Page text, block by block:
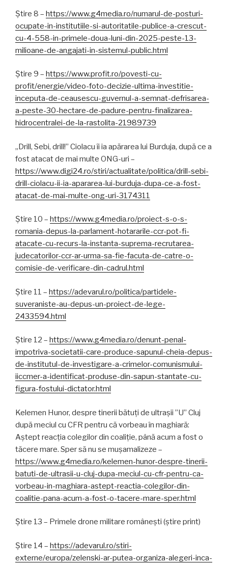
Știre 8 – https://www.g4media.ro/numarul-de-posturi-
ocupate-in-institutiile-si-autoritatile-publice-a-crescut-
cu-4-558-in-primele-doua-luni-din-2025-peste-13-
milioane-de-angajati-in-sistemul-public.html
Știre 9 – https://www.profit.ro/povesti-cu-
profit/energie/video-foto-decizie-ultima-investitie-
inceputa-de-ceausescu-guvernul-a-semnat-defrisarea-
a-peste-30-hectare-de-padure-pentru-finalizarea-
hidrocentralei-de-la-rastolita-21989739
„Drill, Sebi, drill!” Ciolacu îi ia apărarea lui Burduja, după ce a
fost atacat de mai multe ONG-uri –
https://www.digi24.ro/stiri/actualitate/politica/drill-sebi-
drill-ciolacu-ii-ia-apararea-lui-burduja-dupa-ce-a-fost-
atacat-de-mai-multe-ong-uri-3174311
Știre 10 – https://www.g4media.ro/proiect-s-o-s-
romania-depus-la-parlament-hotararile-ccr-pot-fi-
atacate-cu-recurs-la-instanta-suprema-recrutarea-
judecatorilor-ccr-ar-urma-sa-fie-facuta-de-catre-o-
comisie-de-verificare-din-cadrul.html
Știre 11 – https://adevarul.ro/politica/partidele-
suveraniste-au-depus-un-proiect-de-lege-
2433594.html
Știre 12 – https://www.g4media.ro/denunt-penal-
impotriva-societatii-care-produce-sapunul-cheia-depus-
de-institutul-de-investigare-a-crimelor-comunismului-
iiccmer-a-identificat-produse-din-sapun-stantate-cu-
figura-fostului-dictator.html
Kelemen Hunor, despre tinerii bătuți de ultrașii ”U” Cluj
după meciul cu CFR pentru că vorbeau în maghiară:
Aștept reacția colegilor din coaliție, până acum a fost o
tăcere mare. Sper să nu se mușamalizeze –
https://www.g4media.ro/kelemen-hunor-despre-tinerii-
batuti-de-ultrasii-u-cluj-dupa-meciul-cu-cfr-pentru-ca-
vorbeau-in-maghiara-astept-reactia-colegilor-din-
coalitie-pana-acum-a-fost-o-tacere-mare-sper.html
Știre 13 – Primele drone militare românești (știre print)
Știre 14 – https://adevarul.ro/stiri-
externe/europa/zelenski-ar-putea-organiza-alegeri-inca-